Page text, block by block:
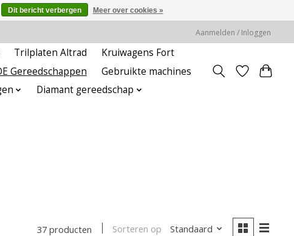
Aanmelden / Inloggen
Trilplaten Altrad
Kruiwagens Fort
Gereedschappen
Gebruikte machines
Diamant gereedschap
37 producten Sorteren op Standaard
Dit bericht verbergen Meer over cookies »